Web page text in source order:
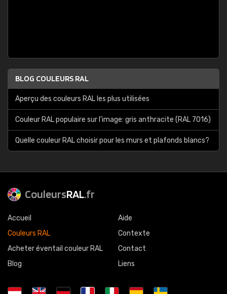
BLOG COULEURS RAL
Aperçu des couleurs RAL les plus utilisées
Couleur RAL populaire sur l'image: gris anthracite (RAL 7016)
Quelle couleur RAL choisir pour les murs et plafonds blancs?
CouleursRAL.fr
Accueil
Couleurs RAL
Acheter éventail couleur RAL
Blog
Aide
Contexte
Contact
Liens